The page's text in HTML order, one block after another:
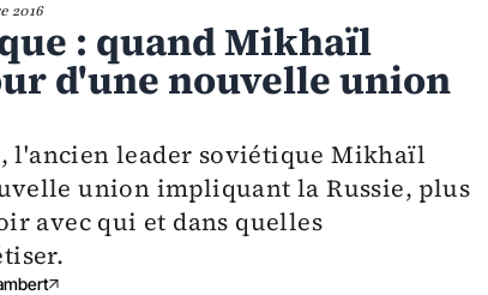
2016
: quand Mikhaïl
d'une nouvelle union
l'ancien leader soviétique Mikhaïl
union impliquant la Russie, plus
avec qui et dans quelles